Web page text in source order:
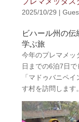
2025/10/29 |
ビハール州の
学ぶ旅
今年のプレマメッ
日までの6泊7日
「マドゥバニペ
す村を訪問します。